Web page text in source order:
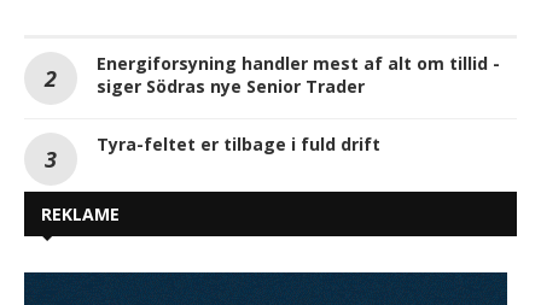
Energiforsyning handler mest af alt om tillid -
siger Södras nye Senior Trader
Tyra-feltet er tilbage i fuld drift
REKLAME